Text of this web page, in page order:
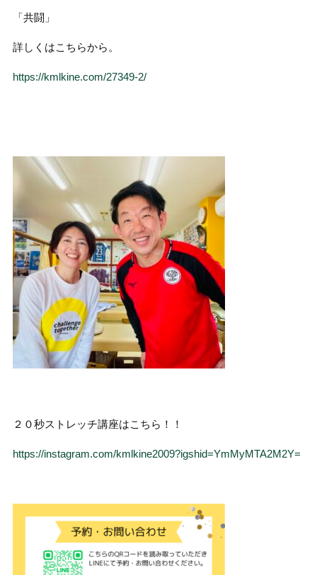
「共闘」
詳しくはこちらから。
https://kmlkine.com/27349-2/
２０秒ストレッチ講座はこちら！！
https://instagram.com/kmlkine2009?igshid=YmMyMTA2M2Y=